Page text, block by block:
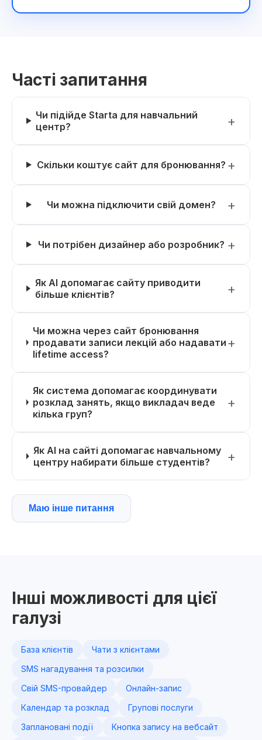
Часті запитання
Чи підійде Starta для навчальний
центр?
Скільки коштує сайт для бронювання?
Чи можна підключити свій домен?
Чи потрібен дизайнер або розробник?
Як AI допомагає сайту приводити
більше клієнтів?
Чи можна через сайт бронювання
продавати записи лекцій або надавати
lifetime access?
Як система допомагає координувати
розклад занять, якщо викладач веде
кілька груп?
Як AI на сайті допомагає навчальному
центру набирати більше студентів?
Маю інше питання
Інші можливості для цієї
галузі
База клієнтів
Чати з клієнтами
SMS нагадування та розсилки
Свій SMS-провайдер
Онлайн-запис
Календар та розклад
Групові послуги
Заплановані події
Кнопка запису на вебсайт